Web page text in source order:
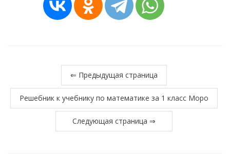
⇐ Предыдущая страница
Решебник к учебнику по математике за 1 класс Моро
Следующая страница ⇒